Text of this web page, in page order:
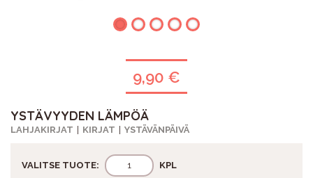
9,90 €
YSTÄVYYDEN LÄMPÖÄ
LAHJAKIRJAT KIRJAT YSTÄVÄNPÄIVÄ
VALITSE TUOTE: KPL